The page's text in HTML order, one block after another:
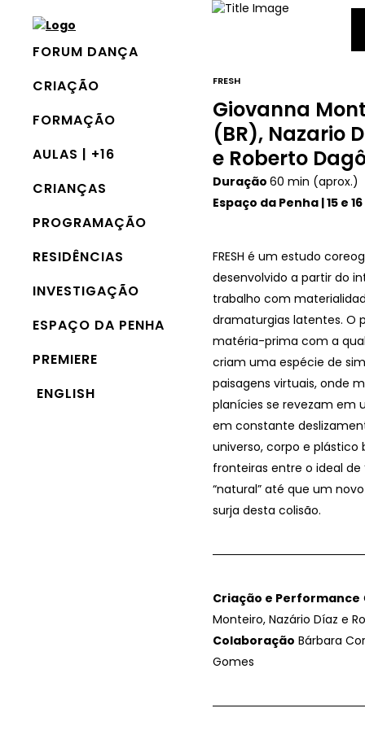
FORUM DANÇA
CRIAÇÃO
FORMAÇÃO
AULAS | +16
CRIANÇAS
PROGRAMAÇÃO
RESIDÊNCIAS
INVESTIGAÇÃO
ESPAÇO DA PENHA
PREMIERE
ENGLISH
FRESH
Giovanna
(BR), Nazario
e Roberto
Duração 60 min (aprox.)
Espaço da Penha | 15 e
FRESH é um estudo
desenvolvido a partir do
trabalho com
dramaturgias latentes. O
matéria-prima com a
criam uma espécie de
paisagens virtuais, onde
planícies se revezam em
em constante
universo, corpo e plástico
fronteiras entre o ideal de
“natural” até que um
surja desta colisão.
Criação e Performance
Monteiro, Nazário Díaz e
Colaboração Bárbara
Gomes